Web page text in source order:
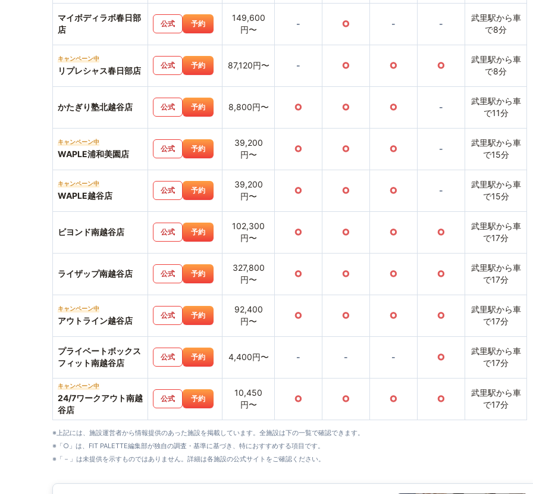
マイボディラボ春日部
店
公式 予約
149,600
円〜
- ○ - -
武里駅から車
で8分
キャンペーン中
リプレシャス春日部店
公式 予約 87,120円〜 - ○ ○ ○
武里駅から車
で8分
かたぎり塾北越谷店 公式 予約 8,800円〜 ○ ○ ○ -
武里駅から車
で11分
キャンペーン中
WAPLE浦和美園店
公式 予約
39,200
円〜
○ ○ ○ -
武里駅から車
で15分
キャンペーン中
WAPLE越谷店
公式 予約
39,200
円〜
○ ○ ○ -
武里駅から車
で15分
ビヨンド南越谷店 公式 予約
102,300
円〜
○ ○ ○ ○
武里駅から車
で17分
ライザップ南越谷店 公式 予約
327,800
円〜
○ ○ ○ ○
武里駅から車
で17分
キャンペーン中
アウトライン越谷店
公式 予約
92,400
円〜
○ ○ ○ ○
武里駅から車
で17分
プライベートボックス
フィット南越谷店
公式 予約 4,400円〜 - - - ○
武里駅から車
で17分
キャンペーン中
24/7ワークアウト南越
谷店
公式 予約
10,450
円〜
○ ○ ○ ○
武里駅から車
で17分
※上記には、施設運営者から情報提供のあった施設を掲載しています。全施設は下の一覧で確認できます。
※「○」は、FIT PALETTE編集部が独自の調査・基準に基づき、特におすすめする項目です。
※「－」は未提供を示すものではありません。詳細は各施設の公式サイトをご確認ください。